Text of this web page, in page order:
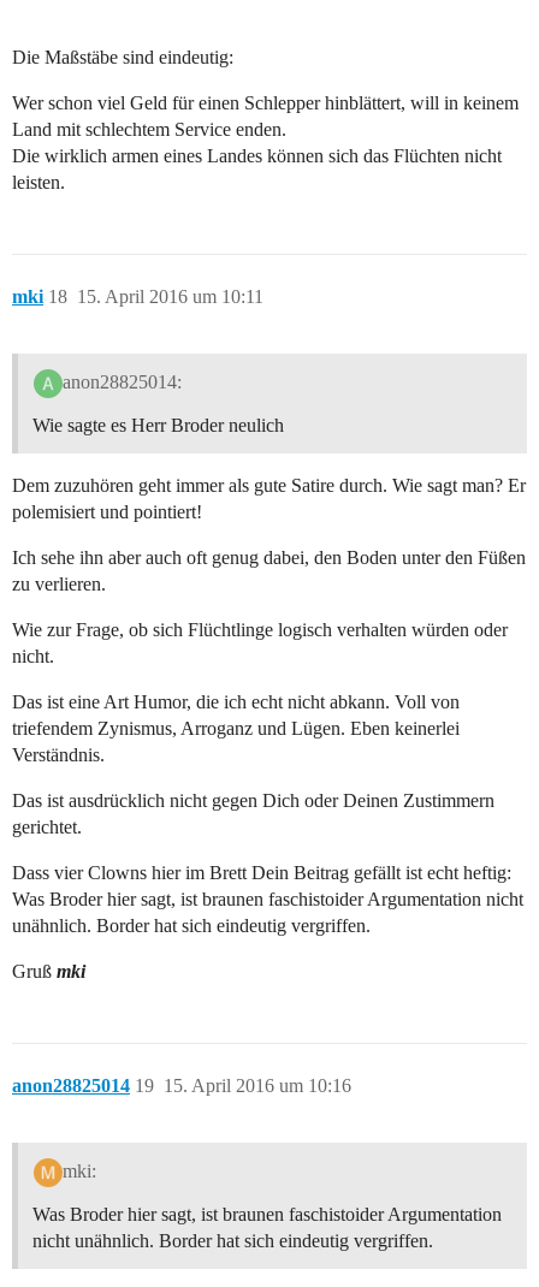
Die Maßstäbe sind eindeutig:
Wer schon viel Geld für einen Schlepper hinblättert, will in keinem
Land mit schlechtem Service enden.
Die wirklich armen eines Landes können sich das Flüchten nicht
leisten.
mki 15. April 2016 um 10:11
18
anon28825014:
Wie sagte es Herr Broder neulich
Dem zuzuhören geht immer als gute Satire durch. Wie sagt man? Er
polemisiert und pointiert!
Ich sehe ihn aber auch oft genug dabei, den Boden unter den Füßen
zu verlieren.
Wie zur Frage, ob sich Flüchtlinge logisch verhalten würden oder
nicht.
Das ist eine Art Humor, die ich echt nicht abkann. Voll von
triefendem Zynismus, Arroganz und Lügen. Eben keinerlei
Verständnis.
Das ist ausdrücklich nicht gegen Dich oder Deinen Zustimmern
gerichtet.
Dass vier Clowns hier im Brett Dein Beitrag gefällt ist echt heftig:
Was Broder hier sagt, ist braunen faschistoider Argumentation nicht
unähnlich. Border hat sich eindeutig vergriffen.
Gruß mki
anon28825014 15. April 2016 um 10:16
19
mki:
Was Broder hier sagt, ist braunen faschistoider Argumentation
nicht unähnlich. Border hat sich eindeutig vergriffen.